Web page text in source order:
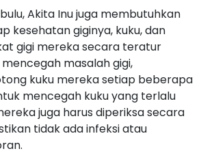
Akita Inu juga membutuhkan
kesehatan giginya, kuku, dan
gigi mereka secara teratur
masalah gigi,
kuku mereka setiap beberapa
mencegah kuku yang terlalu
juga harus diperiksa secara
tidak ada infeksi atau